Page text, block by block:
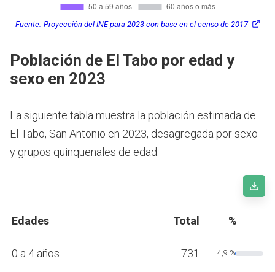
Fuente: Proyección del INE para 2023 con base en el censo de 2017
Población de El Tabo por edad y
sexo en 2023
La siguiente tabla muestra la población estimada de
El Tabo, San Antonio en 2023, desagregada por sexo
y grupos quinquenales de edad.
Edades Total %
0 a 4 años 731 4,9 %